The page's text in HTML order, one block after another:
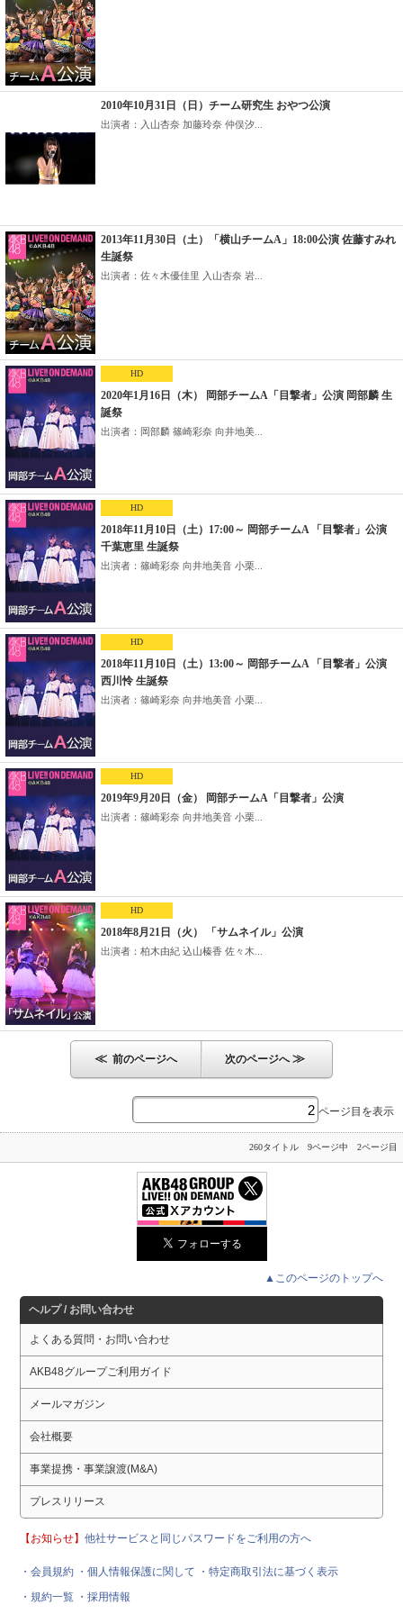
2010年10月31日（日）チーム研究生 おやつ公演
出演者：入山杏奈 加藤玲奈 仲俣汐...
2013年11月30日（土）「横山チームA」18:00公演 佐藤すみれ
生誕祭
出演者：佐々木優佳里 入山杏奈 岩...
HD
2020年1月16日（木） 岡部チームA「目撃者」公演 岡部麟 生
誕祭
出演者：岡部麟 篠崎彩奈 向井地美...
HD
2018年11月10日（土）17:00～ 岡部チームA 「目撃者」公演
千葉恵里 生誕祭
出演者：篠崎彩奈 向井地美音 小栗...
HD
2018年11月10日（土）13:00～ 岡部チームA 「目撃者」公演
西川怜 生誕祭
出演者：篠崎彩奈 向井地美音 小栗...
HD
2019年9月20日（金） 岡部チームA「目撃者」公演
出演者：篠崎彩奈 向井地美音 小栗...
HD
2018年8月21日（火） 「サムネイル」公演
出演者：柏木由紀 込山榛香 佐々木...
≪ 前のページへ 次のページへ≫
ページ目を表示
260タイトル 9ページ中 2ページ目
▲このページのトップへ
ヘルプ / お問い合わせ
よくある質問・お問い合わせ
AKB48グループご利用ガイド
メールマガジン
会社概要
事業提携・事業譲渡(M&A)
プレスリリース
【お知らせ】他社サービスと同じパスワードをご利用の方へ
・会員規約 ・個人情報保護に関して
・特定商取引法に基づく表示
・規約一覧 ・採用情報